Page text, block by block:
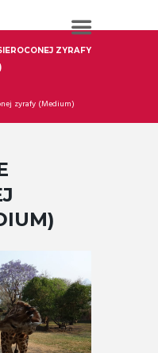
ZYRAFY
zyrafy (Medium)